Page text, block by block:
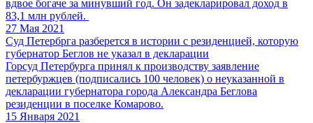
вдвое богаче за минувший год. Он задекларировал доход в
83,1 млн рублей.
27 Мая 2021
Суд Петербрга разберется в истории с резиденцией, которую
губернатор Беглов не указал в декларации
Горсуд Петербурга принял к производству заявление
петербуржцев (подписались 100 человек) о неуказанной в
декларации губернатора города Александра Беглова
резиденции в поселке Комарово.
15 Января 2021